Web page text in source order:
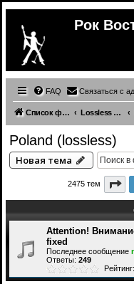
Рок
FAQ Связаться с
Список форумов Lossless (East Europe music)
Poland (lossless)
Новая тема
2475 тем
Attention!
fixed
Последнее сообщение
Ответы: 249